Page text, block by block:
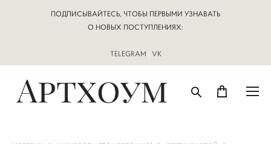
ПОДПИСЫВАЙТЕСЬ, ЧТОБЫ ПЕРВЫМИ УЗНАВАТЬ
О НОВЫХ ПОСТУПЛЕНИЯХ:
TELEGRAM | VK